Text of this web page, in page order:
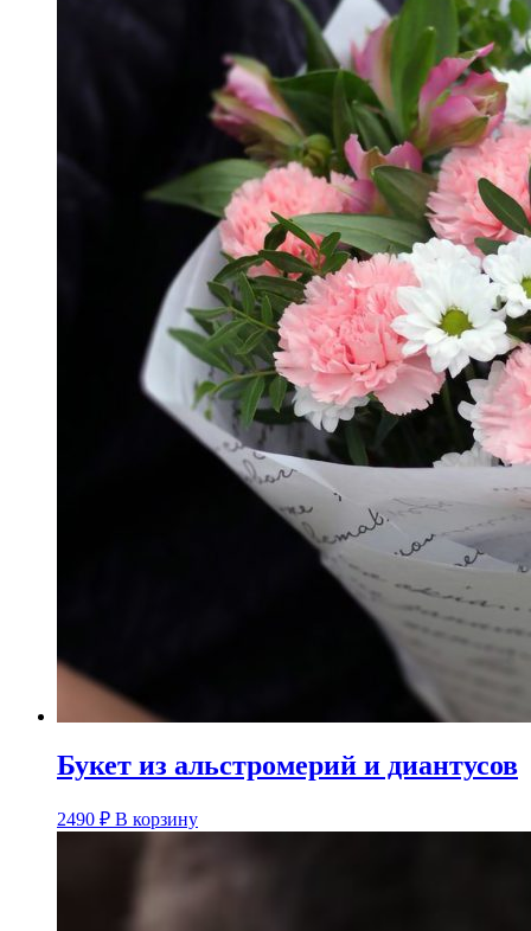
Букет из альстромерий и диантусов
2490 ₽ В корзину